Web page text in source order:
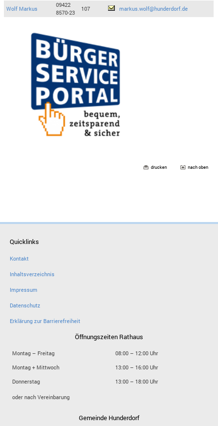
Wolf Markus
09422
8570-23
107 markus.wolf@hunderdorf.de
drucken nach oben
Quicklinks
Kontakt
Inhaltsverzeichnis
Impressum
Datenschutz
Erklärung zur Barrierefreiheit
Öffnungszeiten Rathaus
Montag – Freitag
08:00 – 12:00 Uhr
Montag + Mittwoch
13:00 – 16:00 Uhr
Donnerstag
13:00 – 18:00 Uhr
oder nach Vereinbarung
Gemeinde Hunderdorf